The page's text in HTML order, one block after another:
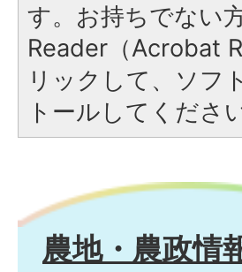
す。お持ちでない
Reader（Acrobat
リックして、ソフ
トールしてください
農地・農政情